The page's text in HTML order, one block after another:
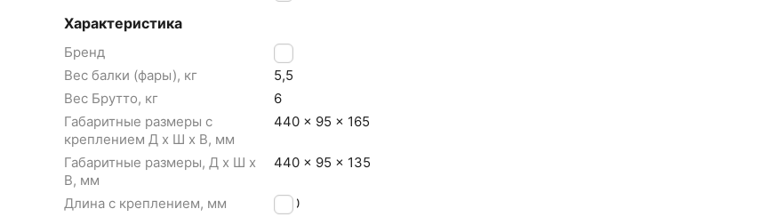
Характеристика
Бренд
LB
Вес балки (фары), кг
5,5
Вес Брутто, кг
6
Габаритные размеры с
креплением Д x Ш x В, мм
440 × 95 × 165
Габаритные размеры, Д x Ш x
В, мм
440 x 95 x 135
Длина с креплением, мм
440